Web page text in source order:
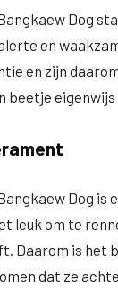
Dog
en
en zijn
beetje eigenwijs
Dog is
leuk om te
Daarom is het
dat ze